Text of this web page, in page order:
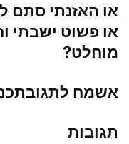
או האזנתי סתם
או פשוט ישבתי
מוחלט?
אשמח
תגובות